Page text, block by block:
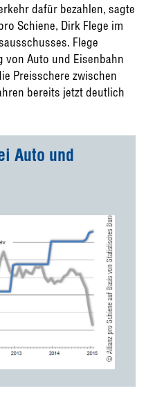
dafür bezahlen, sagte
Schiene, Dirk Flege im
Flege
von Auto und Eisenbahn
Preisschere zwischen
bereits jetzt deutlich
Auto und
© Allianz pro Schiene auf Basis von Statistisches Bundesamt: Preise, Verbraucherpreisindizes für Deutschland, Januar 2015.